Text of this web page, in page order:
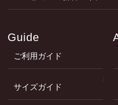
Guide
ご利用ガイド
サイズガイド